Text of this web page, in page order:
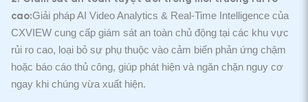
cao:Giải pháp AI Video Analytics & Real-Time Intelligence của
CXVIEW cung cấp giám sát an toàn chủ động tại các khu vực
rủi ro cao, loại bỏ sự phụ thuộc vào cảm biến phản ứng chậm
hoặc báo cáo thủ công, giúp phát hiện và ngăn chặn nguy cơ
ngay khi chúng vừa xuất hiện.